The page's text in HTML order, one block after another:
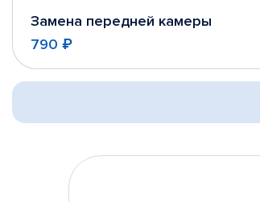
Замена передней камеры
790 ₽